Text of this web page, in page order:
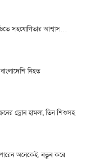
সহযোগিতার আশ্বাস…
নিহত
ড্রোন হামলা, তিন শিশুসহ
অনেকেই, নতুন করে